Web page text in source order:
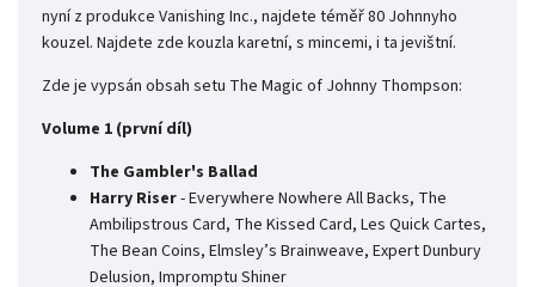
nyní z produkce Vanishing Inc., najdete téměř 80 Johnnyho
kouzel. Najdete zde kouzla karetní, s mincemi, i ta jevištní.
Zde je vypsán obsah setu The Magic of Johnny Thompson:
Volume 1 (první díl)
The Gambler's Ballad
Harry Riser- Everywhere Nowhere All Backs, The
Ambilipstrous Card, The Kissed Card, Les Quick Cartes,
The Bean Coins, Elmsley’s Brainweave, Expert Dunbury
Delusion, Impromptu Shiner